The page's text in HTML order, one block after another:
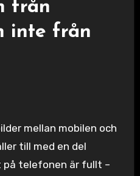
från
inte från
mellan mobilen och
till med en del
på telefonen är fullt –